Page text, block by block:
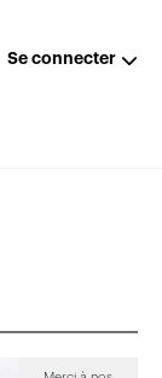
Se connecter